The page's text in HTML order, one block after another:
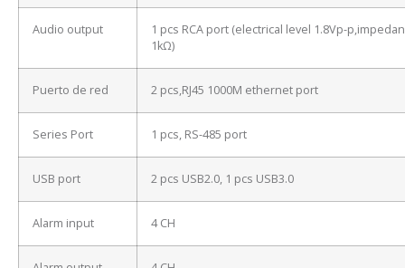
Audio output
1 pcs RCA port (electrical level 1.8Vp-
1kΩ)
Puerto de red 2 pcs,RJ45 1000M ethernet port
Series Port 1 pcs, RS-485 port
USB port 2 pcs USB2.0, 1 pcs USB3.0
Alarm input 4 CH